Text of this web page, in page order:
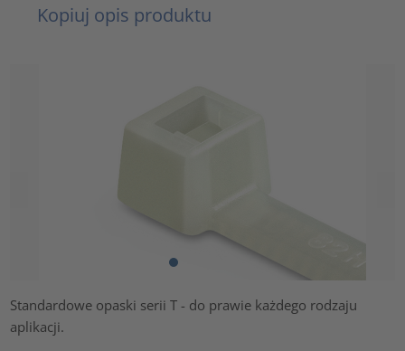
Kopiuj opis produktu
Standardowe opaski serii T - do prawie każdego rodzaju
aplikacji.